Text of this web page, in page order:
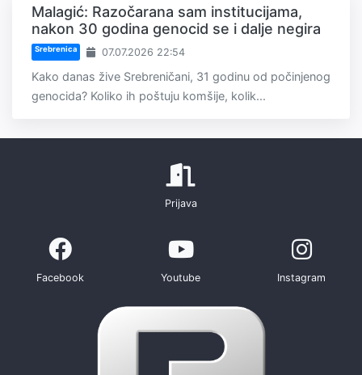
Malagić: Razočarana sam institucijama,
nakon 30 godina genocid se i dalje negira
Srebrenica 07.07.2026 22:54
Kako danas žive Srebreničani, 31 godinu od počinjenog
genocida? Koliko ih poštuju komšije, kolik...
Prijava
Facebook Youtube Instagram